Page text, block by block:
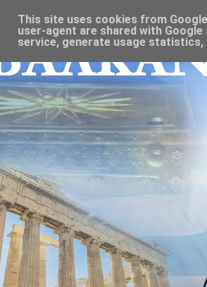
This site uses cookies from
user-agent are shared with
service, generate usage statistics,